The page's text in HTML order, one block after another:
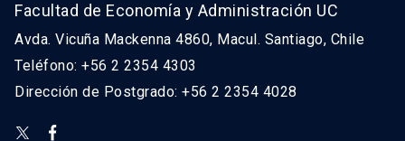
Facultad de Economía y Administración UC
Avda. Vicuña Mackenna 4860, Macul. Santiago, Chile
Teléfono: +56 2 2354 4303
Dirección de Postgrado: +56 2 2354 4028